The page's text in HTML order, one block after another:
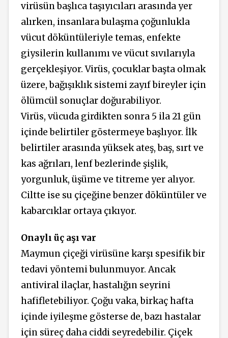
virüsün başlıca taşıyıcıları arasında yer
alırken, insanlara bulaşma çoğunlukla
vücut döküntüleriyle temas, enfekte
giysilerin kullanımı ve vücut sıvılarıyla
gerçekleşiyor. Virüs, çocuklar başta olmak
üzere, bağışıklık sistemi zayıf bireyler için
ölümcül sonuçlar doğurabiliyor.
Virüs, vücuda girdikten sonra 5 ila 21 gün
içinde belirtiler göstermeye başlıyor. İlk
belirtiler arasında yüksek ateş, baş, sırt ve
kas ağrıları, lenf bezlerinde şişlik,
yorgunluk, üşüme ve titreme yer alıyor.
Ciltte ise su çiçeğine benzer döküntüler ve
kabarcıklar ortaya çıkıyor.
Onaylı üç aşı var
Maymun çiçeği virüsüne karşı spesifik bir
tedavi yöntemi bulunmuyor. Ancak
antiviral ilaçlar, hastalığın seyrini
hafifletebiliyor. Çoğu vaka, birkaç hafta
içinde iyileşme gösterse de, bazı hastalar
için süreç daha ciddi seyredebilir. Çiçek